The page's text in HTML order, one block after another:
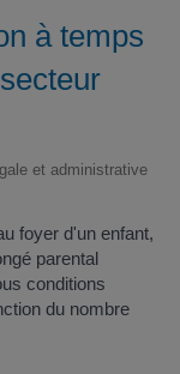
à temps
et administrative
foyer d'un enfant,
parental
conditions
du nombre